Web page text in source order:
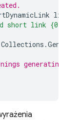
link
short link {0}"
Collections .Generic
generating